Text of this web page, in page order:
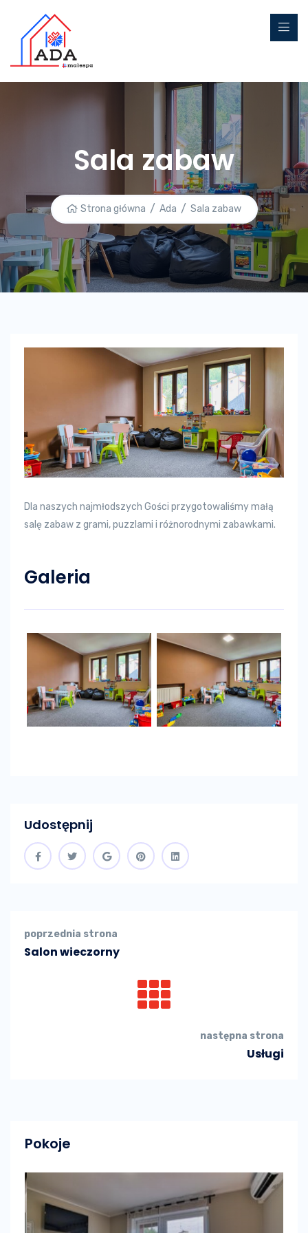
Sala zabaw
Strona główna Ada Sala zabaw
Dla naszych najmłodszych Gości przygotowaliśmy małą
salę zabaw z grami, puzzlami i różnorodnymi zabawkami.
Galeria
Udostępnij
poprzednia strona
Salon wieczorny
następna strona
Usługi
Pokoje